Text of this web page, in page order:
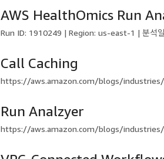
AWS HealthOmics Run
Run ID: 1910249 | Region: us-east-1 | 분석
Call Caching
https://aws.amazon.com/blogs/
Run Analzyer
https://aws.amazon.com/blogs/